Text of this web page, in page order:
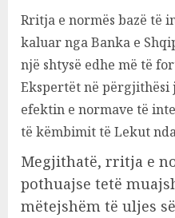
Rritja e normës bazë të
kaluar nga Banka e
një shtysë edhe më të
Ekspertët në
efektin e normave të
të këmbimit të Lekut
Megjithatë, rritja e
pothuajse tetë
mëtejshëm të uljes